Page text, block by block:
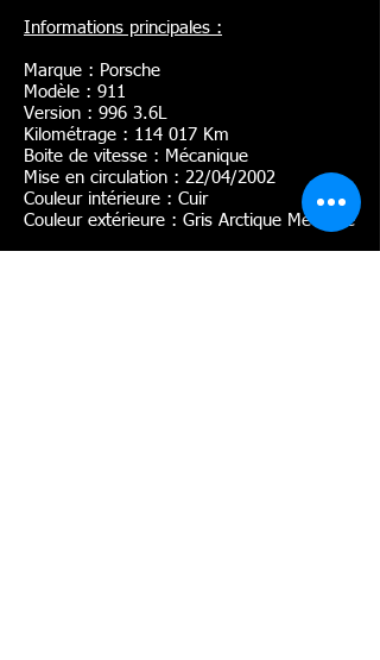
Informations principales :
Marque : Porsche
Modèle : 911
Version : 996 3.6L
Kilométrage : 114 017 Km
Boite de vitesse : Mécanique
Mise en circulation : 22/04/2002
Couleur intérieure : Cuir
Couleur extérieure : Gris Arctique Métallisé